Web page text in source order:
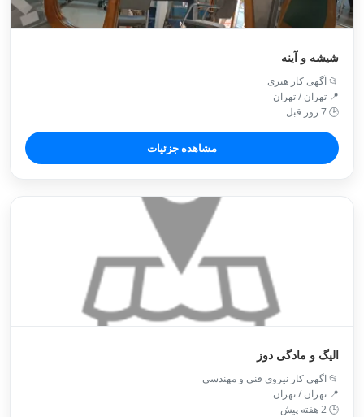
شیشه و آینه
📂 آگهی کار هنری
📍 تهران / تهران
🕒 7 روز قبل
مشاهده جزئیات
الیگ و مادگی دوز
📂 اگهی کار نیروی فنی و مهندسی
📍 تهران / تهران
🕒 2 هفته پیش